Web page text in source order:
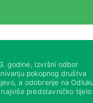
godine, Izvršni odbor
pokopnog društva
a odobrenje na
predstavničko tijelo